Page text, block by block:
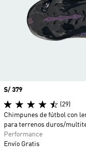
Precio
S/ 379
(29)
Chimpunes de fútbol con
para terrenos duros/
Performance
Envío Gratis